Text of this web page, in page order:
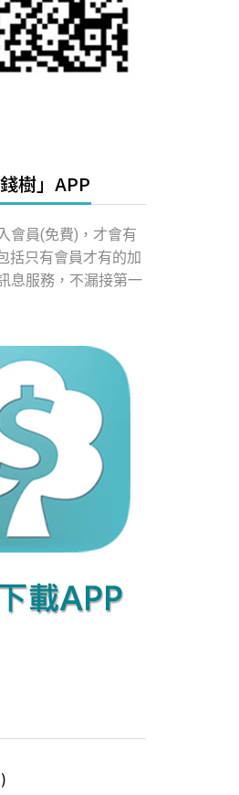
樹」APP
會員(免費)，才會有
括只有會員才有的加
息服務，不漏接第一